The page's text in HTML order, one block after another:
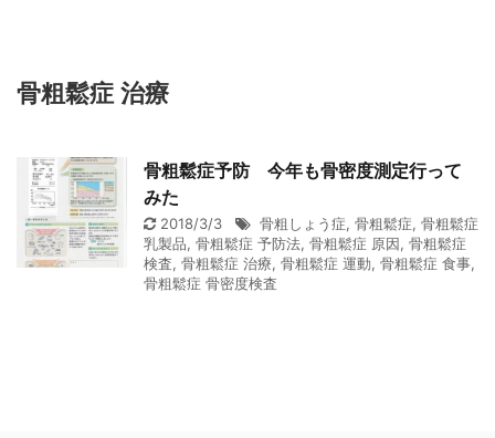
骨粗鬆症 治療
骨粗鬆症予防 今年も骨密度測定行って
みた
2018/3/3 骨粗しょう症, 骨粗鬆症, 骨粗鬆症
乳製品, 骨粗鬆症 予防法, 骨粗鬆症 原因, 骨粗鬆症
検査, 骨粗鬆症 治療, 骨粗鬆症 運動, 骨粗鬆症 食事,
骨粗鬆症 骨密度検査